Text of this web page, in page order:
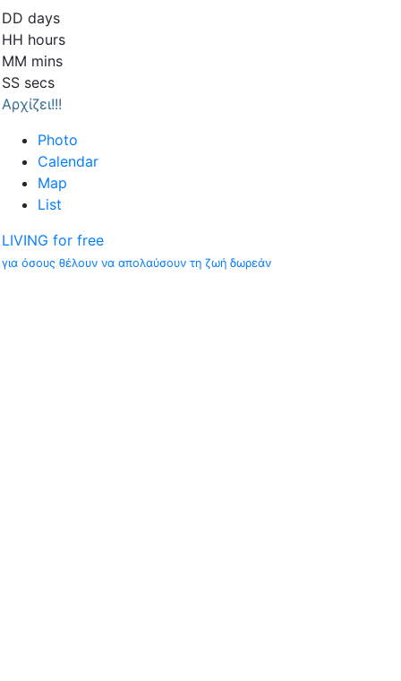
DD days
HH hours
MM mins
SS secs
Αρχίζει!!!
Photo
Calendar
Map
List
LIVING for free
για όσους θέλουν να απολαύσουν τη ζωή δωρεάν